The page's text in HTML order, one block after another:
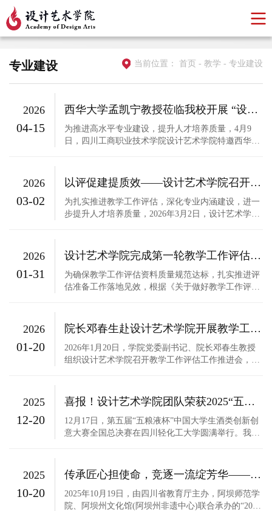
专业建设 当前位置： 首页 - 教学 - 专业建设
2026
04-15
西华大学孟凯宁教授莅临我校开展 “设计学类一流专业建设”专题讲座
为推进高水平专业建设，提升人才培养质量，4月9
日，四川工商职业技术学院设计艺术学院特邀西华大
宁院长围绕为什么建设一流专业、一流专业标准是什
么、如何推进一流专业建设三大核心问题展开分享。
讲座结合国家政策要求与...
2026
03-02
以评促建提质效——设计艺术学院召开专业剖析报告第二次评审会
为扎实推进教学工作评估，深化专业内涵建设，进一
步提升人才培养质量，2026年3月2日，设计艺术学院
刘静瑜副院长（主持行政工作）做会议安排和工作要
求图二 针对专业剖析报告进行研讨本次评审会以集中
办公的形式开展研讨与...
2026
01-31
设计艺术学院完成第一轮教学工作评估资料交叉检查
为确保教学工作评估资料质量规范达标，扎实推进评
估准备工作落地见效，根据《关于做好教学工作评估
计艺术学院在艺术楼208会议室组织开展第一轮教学
工作评估资料交叉检查。本次检查中，设计艺术学院
为提供资料的二级学院，...
2026
01-20
院长邓春生赴设计艺术学院开展教学工作评估工作推进会
2026年1月20日，学院党委副书记、院长邓春生教授
组织设计艺术学院召开教学工作评估工作推进会，全
业发展紧密相关。当前评估工作时间紧、任务重、标
准严，需要立即进入攻坚状态，坚决防止推诿扯皮、
庸懒散浮拖等现象。会议...
2025
12-20
喜报！设计艺术学院团队荣获2025“五粮液杯”中国大学生酒类创新创意大赛全国一等...
12月17日，第五届“五粮液杯”中国大学生酒类创新创
意大赛全国总决赛在四川轻化工大学圆满举行。我院
粮液杯”中国大学生酒类创新创意大赛组成拾荒创业
团队，凭借作品《荔香雅韵》脱颖而出，荣获全国一
等奖。 本届大赛由...
2025
10-20
传承匠心担使命，竞逐一流绽芳华——我院学子在2025四川省大学生民族工艺美术创意...
2025年10月19日，由四川省教育厅主办，阿坝师范学
院、阿坝州文化馆(阿坝州非遗中心)联合承办的“2025